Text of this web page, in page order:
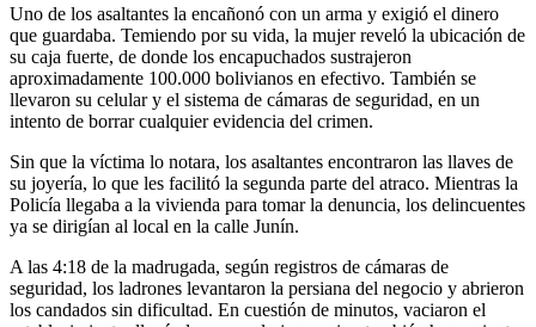
Uno de los asaltantes la encañonó con un arma y exigió el dinero
que guardaba. Temiendo por su vida, la mujer reveló la ubicación de
su caja fuerte, de donde los encapuchados sustrajeron
aproximadamente 100.000 bolivianos en efectivo. También se
llevaron su celular y el sistema de cámaras de seguridad, en un
intento de borrar cualquier evidencia del crimen.
Sin que la víctima lo notara, los asaltantes encontraron las llaves de
su joyería, lo que les facilitó la segunda parte del atraco. Mientras la
Policía llegaba a la vivienda para tomar la denuncia, los delincuentes
ya se dirigían al local en la calle Junín.
A las 4:18 de la madrugada, según registros de cámaras de
seguridad, los ladrones levantaron la persiana del negocio y abrieron
los candados sin dificultad. En cuestión de minutos, vaciaron el